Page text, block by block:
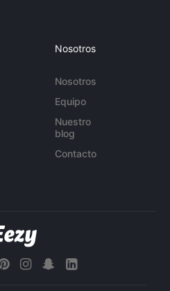
Nosotros
Nosotros
Equipo
Nuestro
blog
Contacto